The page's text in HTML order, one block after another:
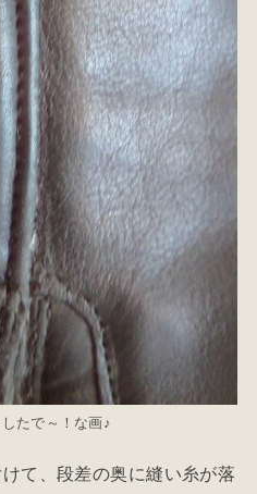
たで～！な画♪
て、段差の奥に縫い糸が落